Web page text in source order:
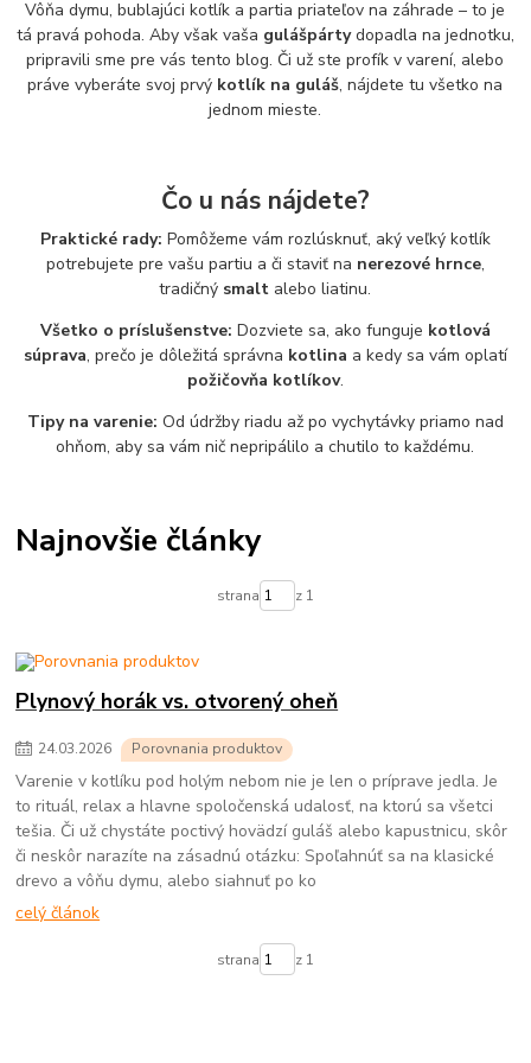
Vôňa dymu, bublajúci kotlík a partia priateľov na záhrade – to je
tá pravá pohoda. Aby však vaša gulášpártydopadla na jednotku,
pripravili sme pre vás tento blog. Či už ste profík v varení, alebo
práve vyberáte svoj prvý kotlík na guláš, nájdete tu všetko na
jednom mieste.
Čo u nás nájdete?
Praktické rady: Pomôžeme vám rozlúsknuť, aký veľký kotlík
potrebujete pre vašu partiu a či staviť na nerezové hrnce,
tradičný smalt alebo liatinu.
Všetko o príslušenstve: Dozviete sa, ako funguje kotlová
súprava, prečo je dôležitá správna kotlina a kedy sa vám oplatí
požičovňa kotlíkov.
Tipy na varenie: Od údržby riadu až po vychytávky priamo nad
ohňom, aby sa vám nič nepripálilo a chutilo to každému.
Najnovšie články
strana z 1
Plynový horák vs. otvorený oheň
24.03.2026 Porovnania produktov
Varenie v kotlíku pod holým nebom nie je len o príprave jedla. Je
to rituál, relax a hlavne spoločenská udalosť, na ktorú sa všetci
tešia. Či už chystáte poctivý hovädzí guláš alebo kapustnicu, skôr
či neskôr narazíte na zásadnú otázku: Spoľahnúť sa na klasické
drevo a vôňu dymu, alebo siahnuť po ko
celý článok
strana z 1